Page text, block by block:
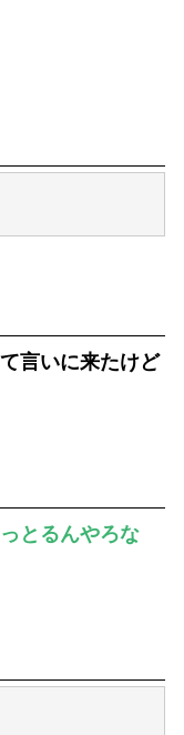
言いに来たけど
とるんやろな